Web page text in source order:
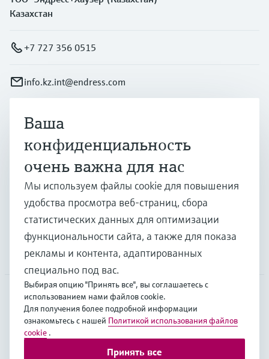
Казахстан
+7 727 356 0515
info.kz.int@endress.com
Продукты и услуги
Отрасли
Поддержка
Компания
CAS•Русский
Copyright © Endress+Hauser Group Services AG
Ваша
конфиденциальность
очень важна для нас
Мы используем файлы cookie для повышения
удобства просмотра веб-страниц, сбора
статистических данных для оптимизации
функциональности сайта, а также для показа
рекламы и контента, адаптированных
специально под вас.
Выбирая опцию "Принять все", вы соглашаетесь с
использованием нами файлов cookie.
Для получения более подробной информации
ознакомьтесь с нашей Политикой использования файлов
cookie .
Принять все